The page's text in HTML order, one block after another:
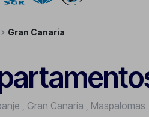
Gran Canaria
, Gran Canaria , Maspalomas